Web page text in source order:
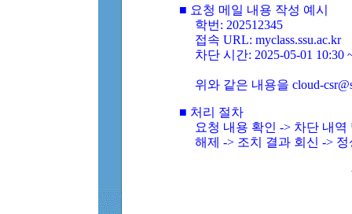
■ 요청 메일 내용 작성 예시
학번: 202512345
접속 URL: myclass.ssu.ac.kr
차단 시간: 2025-05-01 10:30
위와 같은 내용을 cloud-
■ 처리 절차
요청 내용 확인 -> 차단 내
해제 -> 조치 결과 회신 ->